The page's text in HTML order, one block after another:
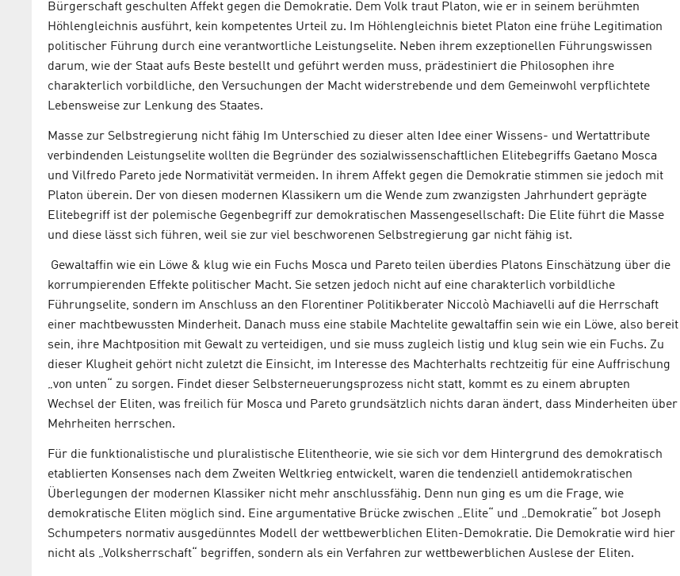
Bürgerschaft geschulten Affekt gegen die Demokratie. Dem Volk traut Platon, wie er in seinem berühmten
Höhlengleichnis ausführt, kein kompetentes Urteil zu. Im Höhlengleichnis bietet Platon eine frühe Legitimation
politischer Führung durch eine verantwortliche Leistungselite. Neben ihrem exzeptionellen Führungswissen
darum, wie der Staat aufs Beste bestellt und geführt werden muss, prädestiniert die Philosophen ihre
charakterlich vorbildliche, den Versuchungen der Macht widerstrebende und dem Gemeinwohl verpflichtete
Lebensweise zur Lenkung des Staates.
Masse zur Selbstregierung nicht fähig Im Unterschied zu dieser alten Idee einer Wissens- und Wertattribute
verbindenden Leistungselite wollten die Begründer des sozialwissenschaftlichen Elitebegriffs Gaetano Mosca
und Vilfredo Pareto jede Normativität vermeiden. In ihrem Affekt gegen die Demokratie stimmen sie jedoch mit
Platon überein. Der von diesen modernen Klassikern um die Wende zum zwanzigsten Jahrhundert geprägte
Elitebegriff ist der polemische Gegenbegriff zur demokratischen Massengesellschaft: Die Elite führt die Masse
und diese lässt sich führen, weil sie zur viel beschworenen Selbstregierung gar nicht fähig ist.
Gewaltaffin wie ein Löwe & klug wie ein Fuchs Mosca und Pareto teilen überdies Platons Einschätzung über die
korrumpierenden Effekte politischer Macht. Sie setzen jedoch nicht auf eine charakterlich vorbildliche
Führungselite, sondern im Anschluss an den Florentiner Politikberater Niccolò Machiavelli auf die Herrschaft
einer machtbewussten Minderheit. Danach muss eine stabile Machtelite gewaltaffin sein wie ein Löwe, also bereit
sein, ihre Machtposition mit Gewalt zu verteidigen, und sie muss zugleich listig und klug sein wie ein Fuchs. Zu
dieser Klugheit gehört nicht zuletzt die Einsicht, im Interesse des Machterhalts rechtzeitig für eine Auffrischung
„von unten“ zu sorgen. Findet dieser Selbsterneuerungsprozess nicht statt, kommt es zu einem abrupten
Wechsel der Eliten, was freilich für Mosca und Pareto grundsätzlich nichts daran ändert, dass Minderheiten über
Mehrheiten herrschen.
Für die funktionalistische und pluralistische Elitentheorie, wie sie sich vor dem Hintergrund des demokratisch
etablierten Konsenses nach dem Zweiten Weltkrieg entwickelt, waren die tendenziell antidemokratischen
Überlegungen der modernen Klassiker nicht mehr anschlussfähig. Denn nun ging es um die Frage, wie
demokratische Eliten möglich sind. Eine argumentative Brücke zwischen „Elite“ und „Demokratie“ bot Joseph
Schumpeters normativ ausgedünntes Modell der wettbewerblichen Eliten-Demokratie. Die Demokratie wird hier
nicht als „Volksherrschaft“ begriffen, sondern als ein Verfahren zur wettbewerblichen Auslese der Eliten.